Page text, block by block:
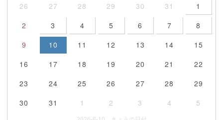
26 27 28 29 30 31
1
2
3 4 5 6 7
8
9
10 11 12 13 14
15
16
17 18 19 20 21
22
23
24 25 26 27 28
29
30
31 1 2 3 4 5